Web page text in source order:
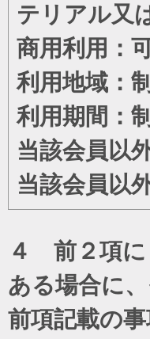
テリアル又
商用利用：可
利用地域：
利用期間：
当該会員以
当該会員以
４ 前２項に
ある場合に
前項記載の